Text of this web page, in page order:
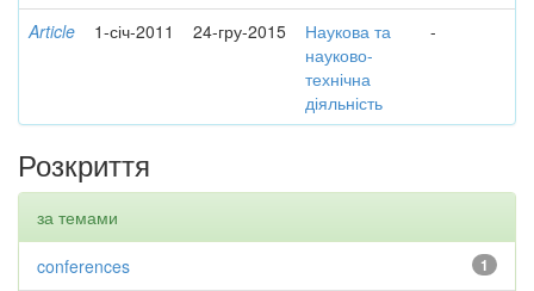
Article 1-січ-2011 24-гру-2015
Наукова та
науково-
технічна
діяльність
-
Розкриття
за темами
1
conferences